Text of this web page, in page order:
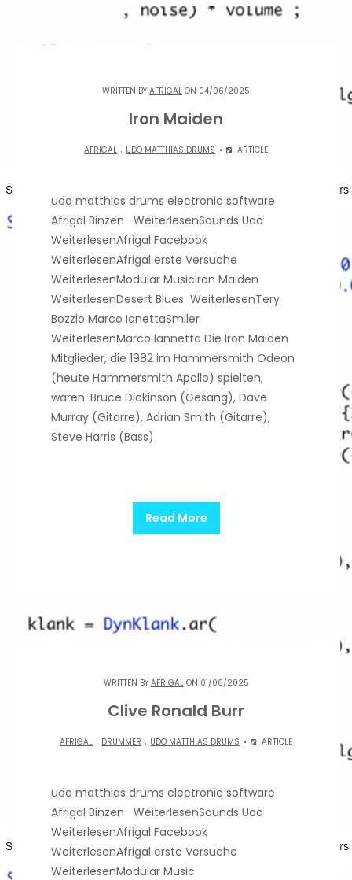
WRITTEN BY AFRIGAL ON 04/06/2025
Iron Maiden
AFRIGAL . UDO MATTHIAS DRUMS ARTICLE
udo matthias drums electronic software
Afrigal Binzen WeiterlesenSounds Udo
WeiterlesenAfrigal Facebook
WeiterlesenAfrigal erste Versuche
WeiterlesenModular MusicIron Maiden
WeiterlesenDesert Blues WeiterlesenTery
Bozzio Marco IanettaSmiler
WeiterlesenMarco Iannetta Die Iron Maiden
Mitglieder, die 1982 im Hammersmith Odeon
(heute Hammersmith Apollo) spielten,
waren: Bruce Dickinson (Gesang), Dave
Murray (Gitarre), Adrian Smith (Gitarre),
Steve Harris (Bass)
Read More
WRITTEN BY AFRIGALON 01/06/2025
Clive Ronald Burr
AFRIGAL . DRUMMER . UDO MATTHIAS DRUMS ARTICLE
udo matthias drums electronic software
Afrigal Binzen WeiterlesenSounds Udo
WeiterlesenAfrigal Facebook
WeiterlesenAfrigal erste Versuche
WeiterlesenModular Music